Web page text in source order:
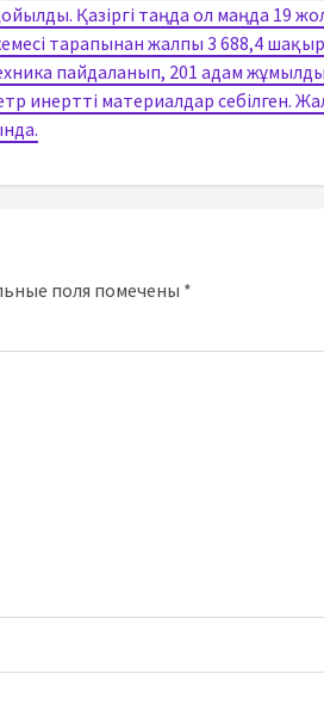
Қазіргі таңда ол маңда 19
тарапынан жалпы 3 688,4
пайдаланып, 201 адам
инертті материалдар себілген.
поля помечены *